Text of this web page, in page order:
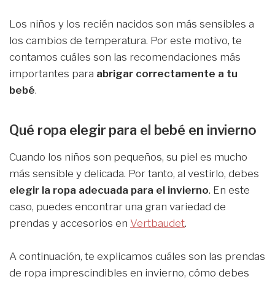
Los niños y los recién nacidos son más sensibles a
los cambios de temperatura. Por este motivo, te
contamos cuáles son las recomendaciones más
importantes para abrigar correctamente a tu
bebé.
Qué ropa elegir para el bebé en invierno
Cuando los niños son pequeños, su piel es mucho
más sensible y delicada. Por tanto, al vestirlo, debes
elegir la ropa adecuada para el invierno. En este
caso, puedes encontrar una gran variedad de
prendas y accesorios en Vertbaudet.
A continuación, te explicamos cuáles son las prendas
de ropa imprescindibles en invierno, cómo debes